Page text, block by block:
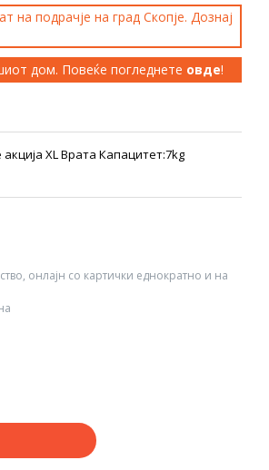
на подрачје на град Скопје. Дознај
дом. Повеќе погледнете овде!
XL Врата Капацитет:7kg
онлајн со картички еднократно и на